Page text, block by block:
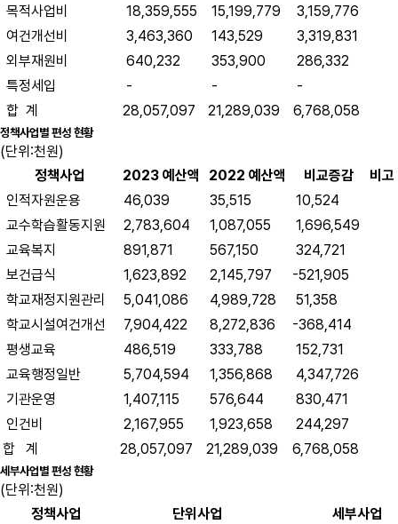
목적사업비
18,359,555 15,199,779
3,159,776
여건개선비
3,463,360 143,529
3,319,831
외부재원비
640,232 353,900
286,332
특정세입
- -
-
합 계
28,057,097 21,289,039 6,768,058
정책사업별 편성 현황
(단위:천원)
정책사업
2023 예산액 2022 예산액 비교증감
비고
인적자원운용
46,039 35,515
10,524
교수학습활동지원
2,783,604 1,087,055
1,696,549
교육복지
891,871 567,150
324,721
보건급식
1,623,892 2,145,797
-521,905
학교재정지원관리
5,041,086 4,989,728
51,358
학교시설여건개선
7,904,422 8,272,836
-368,414
평생교육
486,519 333,788
152,731
교육행정일반
5,704,594 1,356,868
4,347,726
기관운영
1,407,115 576,644
830,471
인건비
2,167,955 1,923,658
244,297
합 계
28,057,097 21,289,039 6,768,058
세부사업별 편성 현황
(단위:천원)
정책사업
단위사업 세부사업